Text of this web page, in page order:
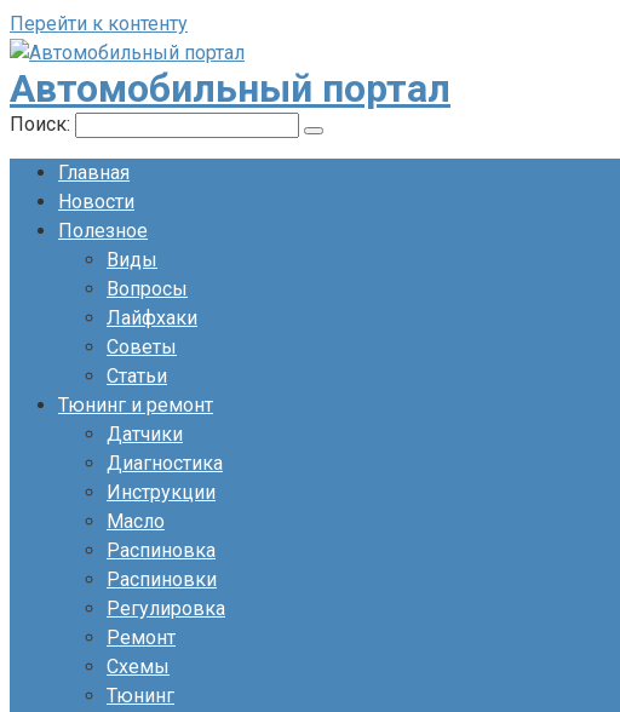
Перейти к контенту
Автомобильный портал
Поиск:
Главная
Новости
Полезное
Виды
Вопросы
Лайфхаки
Советы
Статьи
Тюнинг и ремонт
Датчики
Диагностика
Инструкции
Масло
Распиновка
Распиновки
Регулировка
Ремонт
Схемы
Тюнинг